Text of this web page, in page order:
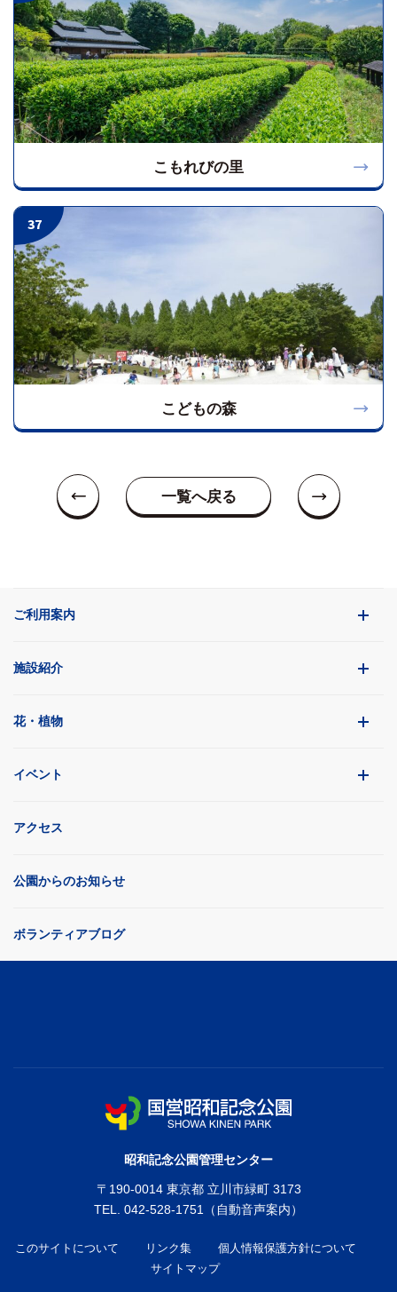
こもれびの里
37
こどもの森
一覧へ戻る
ご利用案内
施設紹介
花・植物
イベント
アクセス
公園からのお知らせ
ボランティアブログ
昭和記念公園管理センター
〒 190-0014 東京都 立川市緑町 3173
TEL. 042-528-1751
このサイトについて リンク集
個人情報保護方針について
サイトマップ